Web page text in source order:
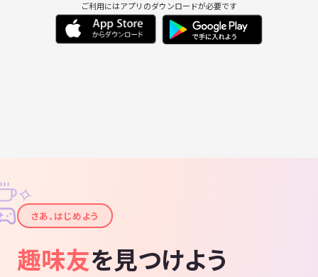
ご利用にはアプリのダウンロードが必要です
✦
✧
さあ、はじめよう
趣味友を見つけよう